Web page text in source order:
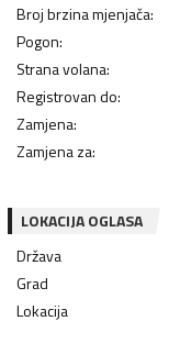
Broj brzina mjenjača:
Pogon:
Strana volana:
Registrovan do:
Zamjena:
Zamjena za:
LOKACIJA OGLASA
Država
Grad
Lokacija